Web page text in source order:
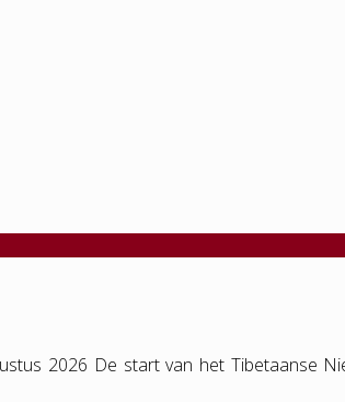
2026 De start van het Tibetaanse